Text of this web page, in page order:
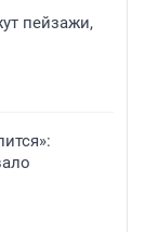
пейзажи,